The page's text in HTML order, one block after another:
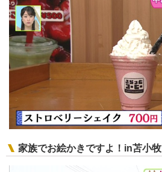
家族でお絵かきですよ！in苫小牧